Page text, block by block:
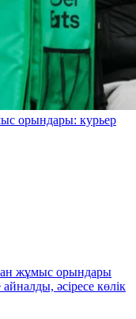
орындары: курьер
жұмыс орындары
әсіресе көлік